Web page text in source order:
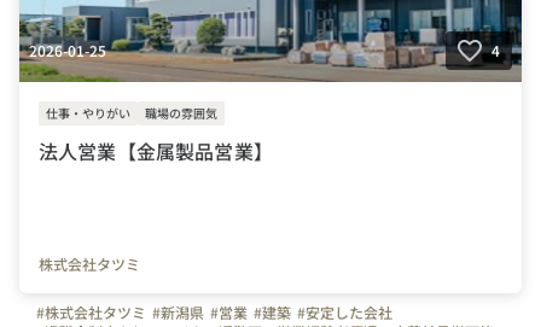
2026-01-25 4
仕事・やりがい 職場の雰囲気
法人営業【金属製品営業】
株式会社タツミ
#株式会社タツミ #新潟県 #営業 #建築 #安定した会社